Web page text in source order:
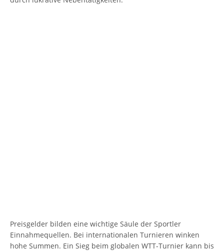
Preisgelder bilden eine wichtige Säule der Sportler
Einnahmequellen. Bei internationalen Turnieren winken
hohe Summen. Ein Sieg beim globalen WTT-Turnier kann bis